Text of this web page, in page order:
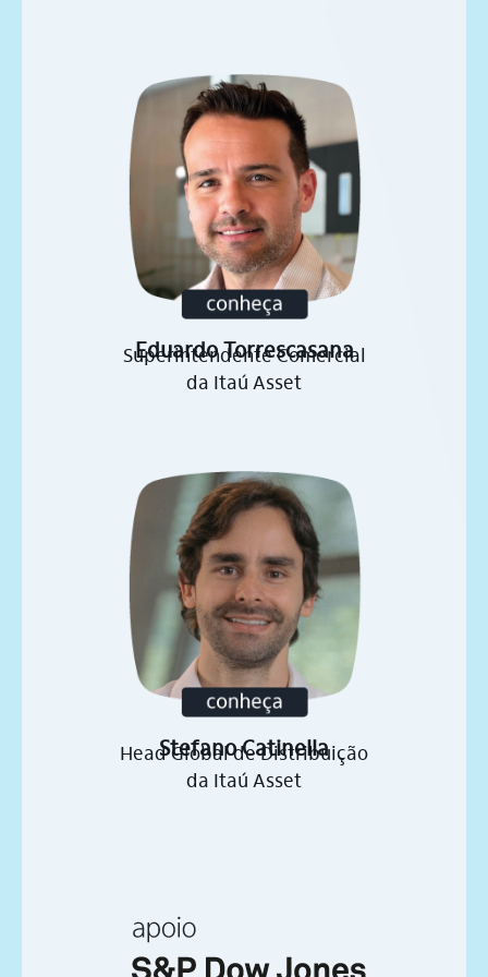
Eduardo Torrescasana
Superintendente Comercial
da Itaú Asset
Stefano Catinella
Head Global de Distribuição
da Itaú Asset